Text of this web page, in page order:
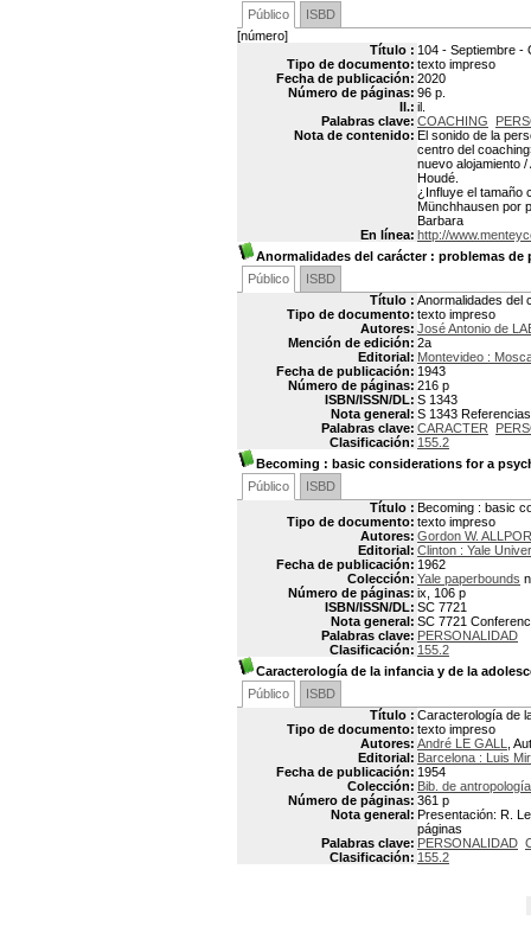
Público
ISBD
[número]
Título : 104 - Septiembre -
Tipo de documento: texto impreso
Fecha de publicación: 2020
Número de páginas: 96 p.
Il.: il.
Palabras clave: COACHING
Nota de contenido: El sonido de la
centro del
nuevo alojamiento
Houdé.
¿Influye el tamaño
Münchhausen por
Barbara
En línea: http://
Anormalidades del carácter: problemas de
Público
ISBD
Título : Anormalidades del
Tipo de documento: texto impreso
Autores: José Antonio de
Mención de edición: 2a
Editorial: Montevideo :
Fecha de publicación: 1943
Número de páginas: 216 p
ISBN/ISSN/DL: S 1343
Nota general: S 1343
Palabras clave: CARACTER
Clasificación: 155.2
Becoming : basic considerations for a
Público
ISBD
Título : Becoming : basic
Tipo de documento: texto impreso
Autores: Gordon W.
Editorial: Clinton : Yale
Fecha de publicación: 1962
Colección: Yale paperbounds
Número de páginas: ix, 106 p
ISBN/ISSN/DL: SC 7721
Nota general: SC 7721
Palabras clave: PERSONALIDAD
Clasificación: 155.2
Caracterología de la infancia y de la
Público
ISBD
Título : Caracterología de
Tipo de documento: texto impreso
Autores: André LE GALL
,
Editorial: Barcelona : Luis
Fecha de publicación: 1954
Colección: Bib. de
Número de páginas: 361 p
Nota general: Presentación: R.
páginas
Palabras clave: PERSONALIDAD
Clasificación: 155.2